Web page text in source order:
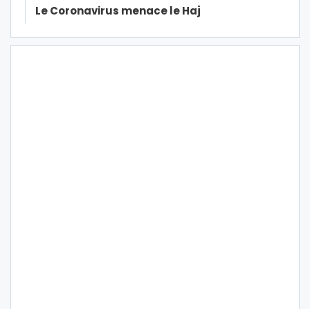
Le Coronavirus menace le Haj